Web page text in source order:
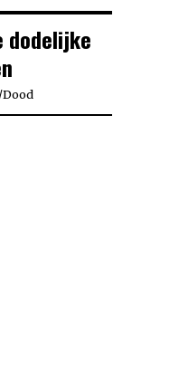
dodelijke
Dood